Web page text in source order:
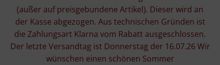
Stoffe
Mill Hill Beads
(außer auf preisgebundene Artikel). Dieser wird an
der Kasse abgezogen. Aus technischen Gründen ist
die Zahlungsart Klarna vom Rabatt ausgeschlossen.
Der letzte Versandtag ist Donnerstag der 16.07.26 Wir
wünschen einen schönen Sommer